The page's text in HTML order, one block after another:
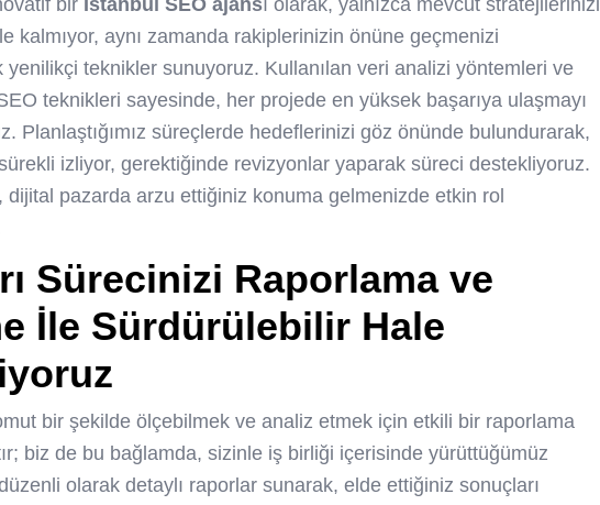
bir İstanbul SEO ajansı olarak, yalnızca mevcut stratejilerinizi
kalmıyor, aynı zamanda rakiplerinizin önüne geçmenizi
yenilikçi teknikler sunuyoruz. Kullanılan veri analizi yöntemleri ve
teknikleri sayesinde, her projede en yüksek başarıya ulaşmayı
Planlaştığımız süreçlerde hedeflerinizi göz önünde bulundurarak,
izliyor, gerektiğinde revizyonlar yaparak süreci destekliyoruz.
dijital pazarda arzu ettiğiniz konuma gelmenizde etkin rol
Sürecinizi Raporlama ve
İle Sürdürülebilir Hale
bir şekilde ölçebilmek ve analiz etmek için etkili bir raporlama
biz de bu bağlamda, sizinle iş birliği içerisinde yürüttüğümüz
olarak detaylı raporlar sunarak, elde ettiğiniz sonuçları